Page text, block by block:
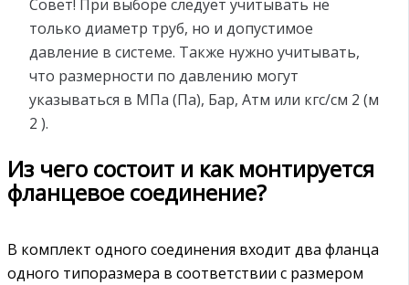
Совет! При выборе следует учитывать не
только диаметр труб, но и допустимое
давление в системе. Также нужно учитывать,
что размерности по давлению могут
указываться в МПа (Па), Бар, Атм или кгс/см 2 (м
2 ).
Из чего состоит и как монтируется
фланцевое соединение?
В комплект одного соединения входит два фланца
одного типоразмера в соответствии с размером